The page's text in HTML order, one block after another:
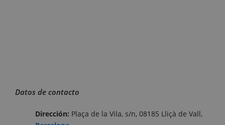
Datos de contacto
Dirección: Plaça de la Vila, s/n, 08185 Lliçà de Vall,